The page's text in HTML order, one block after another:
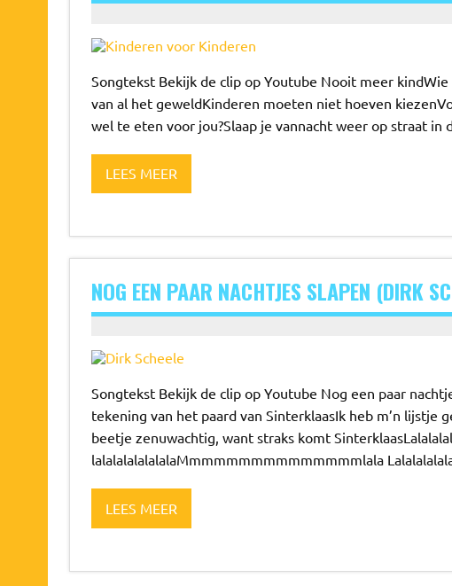
Songtekst Bekijk de clip op Youtube Nooit meer
van al het geweldKinderen moeten niet hoeven
wel te eten voor jou?Slaap je vannacht weer op straat in
LEES MEER
NOG EEN PAAR NACHTJES SLAPEN (DIRK
Songtekst Bekijk de clip op Youtube Nog een paar
tekening van het paard van SinterklaasIk heb m’n lijstje
beetje zenuwachtig, want straks komt
lalalalalalalalaMmmmmmmmmmmmmmmlala
LEES MEER